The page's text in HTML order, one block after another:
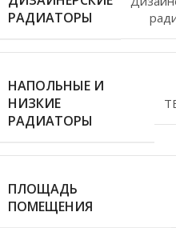
РАДИАТОРЫ
НАПОЛЬНЫЕ И
НИЗКИЕ
РАДИАТОРЫ
ПЛОЩАДЬ
ПОМЕЩЕНИЯ